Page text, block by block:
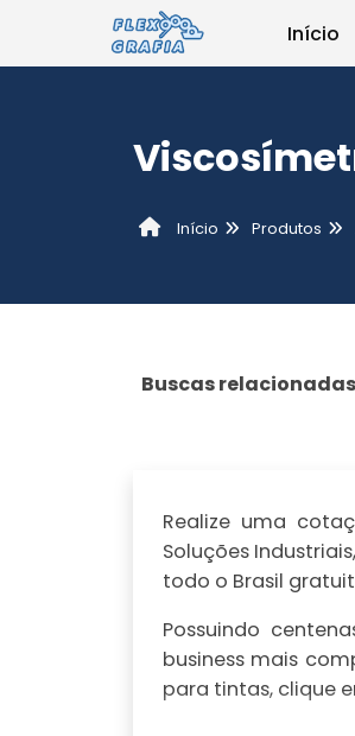
Início
Início Produtos
Buscas
Realize uma
Soluções
todo o Brasil
Possuindo
business mais
para tintas, clique